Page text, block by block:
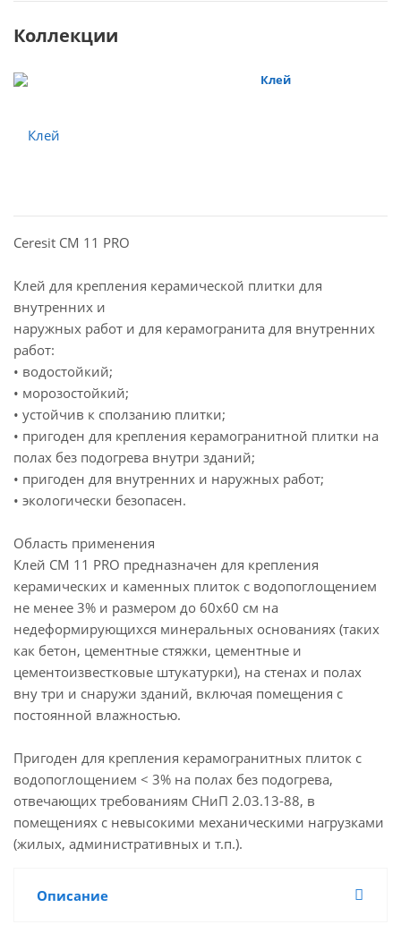
Коллекции
Клей
Ceresit СМ 11 PRO
Клей для крепления керамической плитки для
внутренних и
наружных работ и для керамогранита для внутренних
работ:
• водостойкий;
• морозостойкий;
• устойчив к сползанию плитки;
• пригоден для крепления керамогранитной плитки на
полах без подогрева внутри зданий;
• пригоден для внутренних и наружных работ;
• экологически безопасен.
Область применения
Клей СМ 11 PRO предназначен для крепления
керамических и каменных плиток с водопоглощением
не менее 3% и размером до 60х60 см на
недеформирующихся минеральных основаниях (таких
как бетон, цементные стяжки, цементные и
цементоизвестковые штукатурки), на стенах и полах
вну три и снаружи зданий, включая помещения с
постоянной влажностью.
Пригоден для крепления керамогранитных плиток с
водопоглощением < 3% на полах без подогрева,
отвечающих требованиям СНиП 2.03.13-88, в
помещениях с невысокими механическими нагрузками
(жилых, административных и т.п.).
Описание